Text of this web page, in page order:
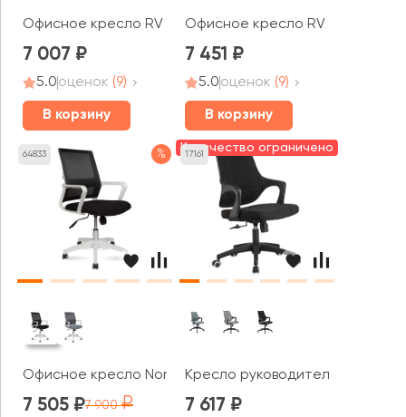
Офисное кресло RV ЧЕЙР W-158
7 007
5.0оценок (9)
В корзину
Офисное кресло RV ДИЗАЙН
7 451
5.0оценок (9)
В корзину
64833 %
Офисное кресло Norden Бит LB white
7 505 7 900
17161
Количество ограничено
Кресло руководителя RV ЧЕЙР
7 617